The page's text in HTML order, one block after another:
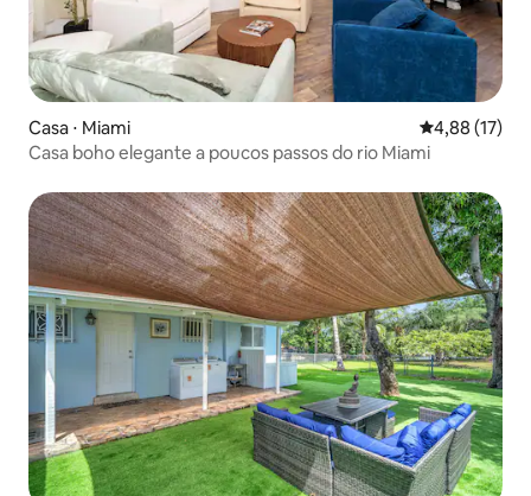
Casa ⋅ Miami 4,88 de uma
4,88 (17)
Casa boho elegante a poucos passos do rio Miami